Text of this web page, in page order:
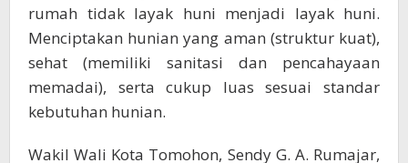
rumah tidak layak huni menjadi layak huni.
Menciptakan hunian yang aman (struktur kuat),
sehat (memiliki sanitasi dan pencahayaan
memadai), serta cukup luas sesuai standar
kebutuhan hunian.
Wakil Wali Kota Tomohon, Sendy G. A. Rumajar,